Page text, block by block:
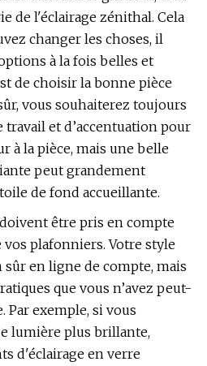
de l'éclairage zénithal. Cela
changer les choses, il
à la fois belles et
de choisir la bonne pièce
vous souhaiterez toujours
et d’accentuation pour
à la pièce, mais une belle
peut grandement
de fond accueillante.
être pris en compte
plafonniers. Votre style
en ligne de compte, mais
que vous n’avez peut-
Par exemple, si vous
lumière plus brillante,
d'éclairage en verre